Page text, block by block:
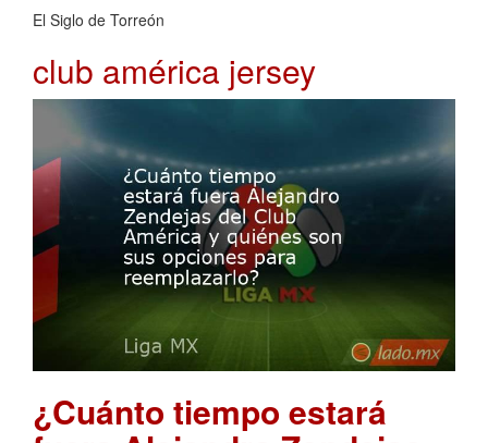
El Siglo de Torreón
club américa jersey
¿Cuánto tiempo estará